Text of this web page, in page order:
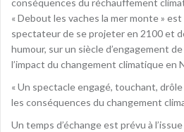
conséquences du réchauffement
« Debout les vaches la mer monte »
spectateur de se projeter en 2100 et
humour, sur un siècle d’engagement
l’impact du changement climatique en
« Un spectacle engagé, touchant,
les conséquences du changement
Un temps d’échange est prévu à